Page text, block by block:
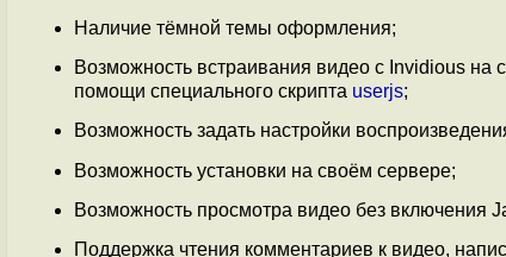
Наличие тёмной темы оформления;
Возможность встраивания видео с Invidious на
помощи специального скрипта userjs;
Возможность задать настройки
Возможность установки на своём сервере;
Возможность просмотра видео без включения
Поддержка чтения комментариев к видео,